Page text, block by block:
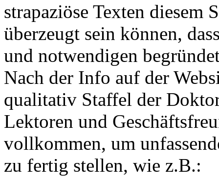
strapaziöse Texten diesem
überzeugt sein können,
und notwendigen
Nach der Info auf der
qualitativ Staffel der
Lektoren und
vollkommen, um
zu fertig stellen, wie z.B.: